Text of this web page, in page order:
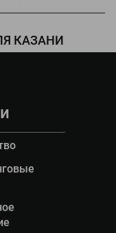
КАЗАНИ
получил